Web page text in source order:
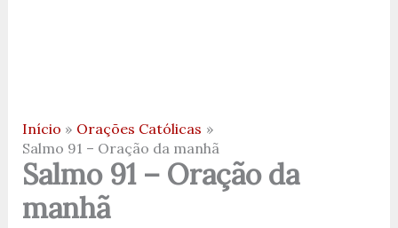
Início
Orações Católicas
Salmo 91 – Oração da manhã
Salmo 91 – Oração da
manhã